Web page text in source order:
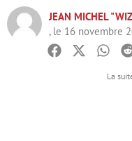
JEAN MICHEL
, le 16 novembre
Facebook
Twitter